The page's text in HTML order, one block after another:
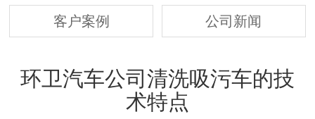
客户案例 公司新闻
环卫汽车公司清洗吸污车的技
术特点